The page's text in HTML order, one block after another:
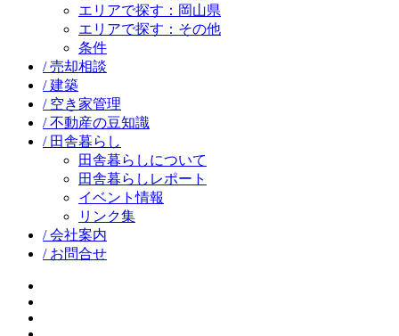
エリアで探す：岡山県
エリアで探す：その他
条件
/ 売却相談
/ 建築
/ 空き家管理
/ 不動産の豆知識
/ 田舎暮らし
田舎暮らしについて
田舎暮らしレポート
イベント情報
リンク集
/ 会社案内
/ お問合せ